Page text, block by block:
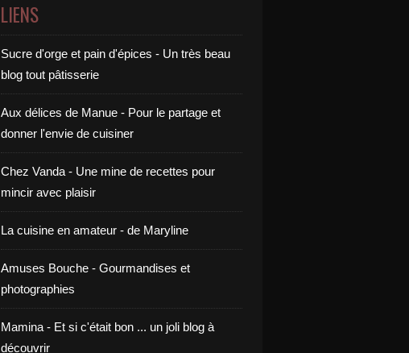
LIENS
Sucre d'orge et pain d'épices - Un très beau
blog tout pâtisserie
Aux délices de Manue - Pour le partage et
donner l'envie de cuisiner
Chez Vanda - Une mine de recettes pour
mincir avec plaisir
La cuisine en amateur - de Maryline
Amuses Bouche - Gourmandises et
photographies
Mamina - Et si c'était bon ... un joli blog à
découvrir